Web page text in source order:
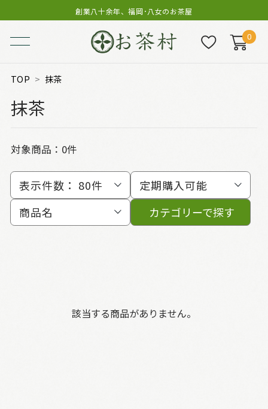
創業八十余年、福岡･八女のお茶屋
0
TOP 抹茶
抹茶
対象商品：0件
表示件数： 80件
定期購入可能
商品名
カテゴリーで探す
該当する商品がありません。